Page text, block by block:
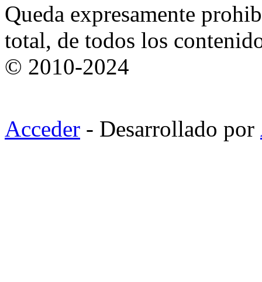
Queda expresamente
total, de todos los
© 2010-2024
Acceder - Desarrollado por